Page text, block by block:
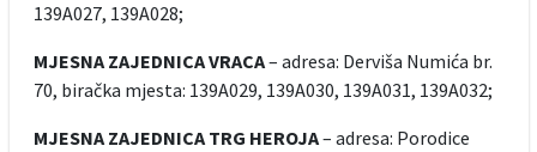
139A027, 139A028;
MJESNA ZAJEDNICA VRACA– adresa: Derviša Numića br.
70, biračka mjesta: 139A029, 139A030, 139A031, 139A032;
MJESNA ZAJEDNICA TRG HEROJA– adresa: Porodice